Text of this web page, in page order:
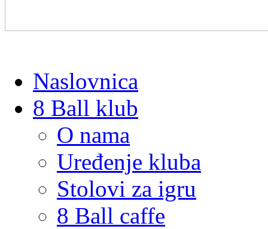
Naslovnica
8 Ball klub
O nama
Uređenje kluba
Stolovi za igru
8 Ball caffe